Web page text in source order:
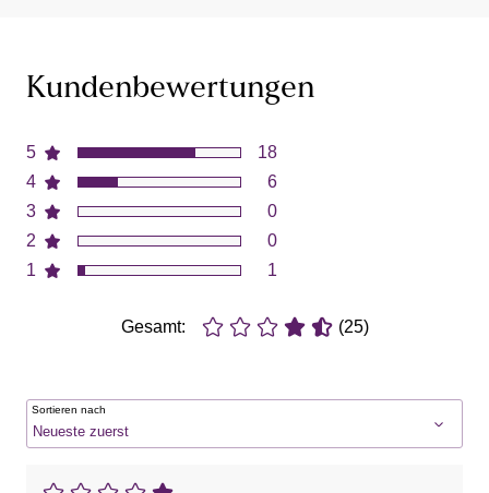
Kundenbewertungen
5
4
3
2
1
18
6
0
0
1
Gesamt: (25)
Sortieren nach